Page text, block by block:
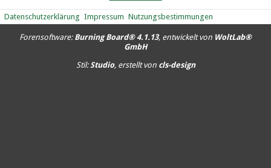
Datenschutzerklärung Impressum Nutzungsbestimmungen
Forensoftware: Burning Board® 4.1.13, entwickelt von WoltLab®
GmbH
Stil:Studio, erstellt von cls-design